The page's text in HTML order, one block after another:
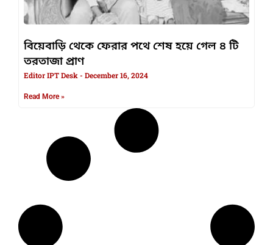
বিয়েবাড়ি থেকে ফেরার পথে শেষ হয়ে গেল ৪ টি
তরতাজা প্রাণ
Editor IPT Desk December 16, 2024
Read More »